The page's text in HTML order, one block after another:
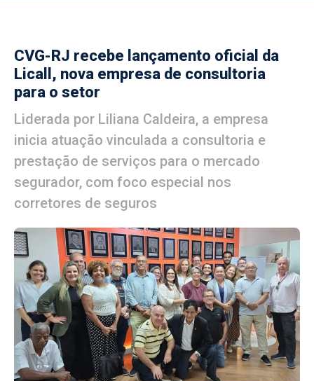
CVG-RJ recebe lançamento oficial da
Licall, nova empresa de consultoria
para o setor
Liderada por Liliana Caldeira, a empresa
inicia atuação vinculada a consultoria e
prestação de serviços para o mercado
segurador, com foco especial nos
corretores de seguros